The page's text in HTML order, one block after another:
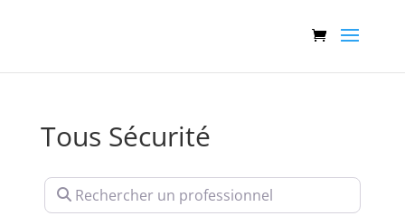
Tous Sécurité
Rechercher un professionnel